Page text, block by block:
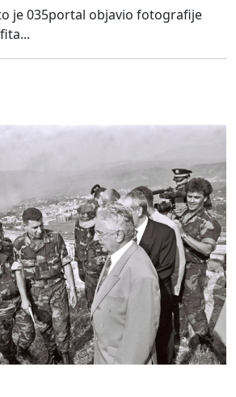
je 035portal objavio fotografije